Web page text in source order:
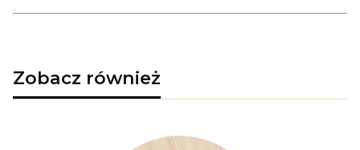
Zobacz również